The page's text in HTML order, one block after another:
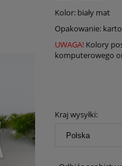
Kolor: biały mat
Opakowanie:
UWAGA! Kolory
komputerowego
Kraj wysyłki: